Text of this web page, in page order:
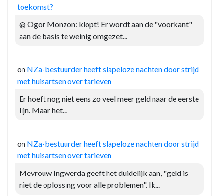
toekomst?
@ Ogor Monzon: klopt! Er wordt aan de "voorkant"
aan de basis te weinig omgezet...
on NZa-bestuurder heeft slapeloze nachten door strijd
met huisartsen over tarieven
Er hoeft nog niet eens zo veel meer geld naar de eerste
lijn. Maar het...
on NZa-bestuurder heeft slapeloze nachten door strijd
met huisartsen over tarieven
Mevrouw Ingwerda geeft het duidelijk aan, "geld is
niet de oplossing voor alle problemen". Ik...